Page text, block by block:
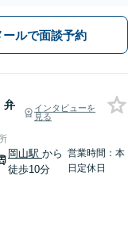
ールで面談予約
弁
インタビューを
見る
岡山駅 から
徒歩10分
営業時間：本
日定休日